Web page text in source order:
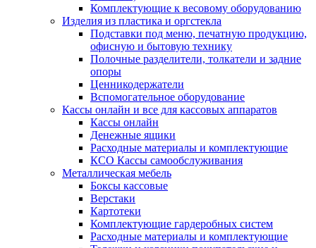
Комплектующие к весовому оборудованию
Изделия из пластика и оргстекла
Подставки под меню, печатную продукцию,
офисную и бытовую технику
Полочные разделители, толкатели и задние
опоры
Ценникодержатели
Вспомогательное оборудование
Кассы онлайн и все для кассовых аппаратов
Кассы онлайн
Денежные ящики
Расходные материалы и комплектующие
КСО Кассы самообслуживания
Металлическая мебель
Боксы кассовые
Верстаки
Картотеки
Комплектующие гардеробных систем
Расходные материалы и комплектующие